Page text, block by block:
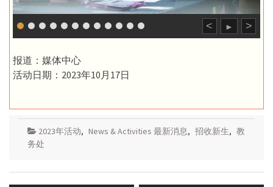
< ► >
报道：媒体中心
活动日期：2023年10月17日
2023年活动, News & Activities 最新消息, 招收新生, 教
务处